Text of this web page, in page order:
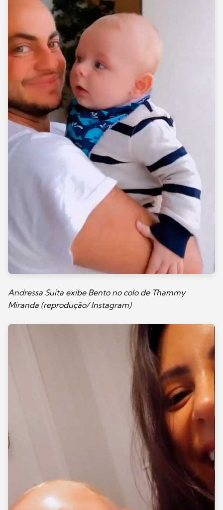
Andressa Suita exibe Bento no colo de Thammy
Miranda (reprodução/ Instagram)